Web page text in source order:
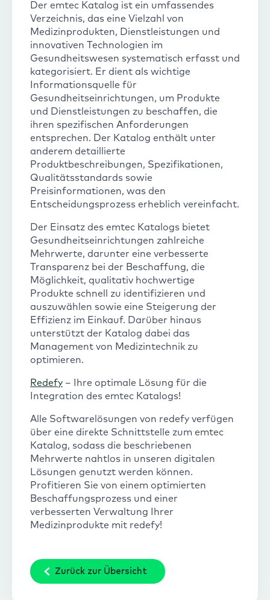
Der emtec Katalog ist ein umfassendes
Verzeichnis, das eine Vielzahl von
Medizinprodukten, Dienstleistungen und
innovativen Technologien im
Gesundheitswesen systematisch erfasst und
kategorisiert. Er dient als wichtige
Informationsquelle für
Gesundheitseinrichtungen, um Produkte
und Dienstleistungen zu beschaffen, die
ihren spezifischen Anforderungen
entsprechen. Der Katalog enthält unter
anderem detaillierte
Produktbeschreibungen, Spezifikationen,
Qualitätsstandards sowie
Preisinformationen, was den
Entscheidungsprozess erheblich vereinfacht.
Der Einsatz des emtec Katalogs bietet
Gesundheitseinrichtungen zahlreiche
Mehrwerte, darunter eine verbesserte
Transparenz bei der Beschaffung, die
Möglichkeit, qualitativ hochwertige
Produkte schnell zu identifizieren und
auszuwählen sowie eine Steigerung der
Effizienz im Einkauf. Darüber hinaus
unterstützt der Katalog dabei das
Management von Medizintechnik zu
optimieren.
Redefy – Ihre optimale Lösung für die
Integration des emtec Katalogs!
Alle Softwarelösungen von redefy verfügen
über eine direkte Schnittstelle zum emtec
Katalog, sodass die beschriebenen
Mehrwerte nahtlos in unseren digitalen
Lösungen genutzt werden können.
Profitieren Sie von einem optimierten
Beschaffungsprozess und einer
verbesserten Verwaltung Ihrer
Medizinprodukte mit redefy!
Zurück zur Übersicht